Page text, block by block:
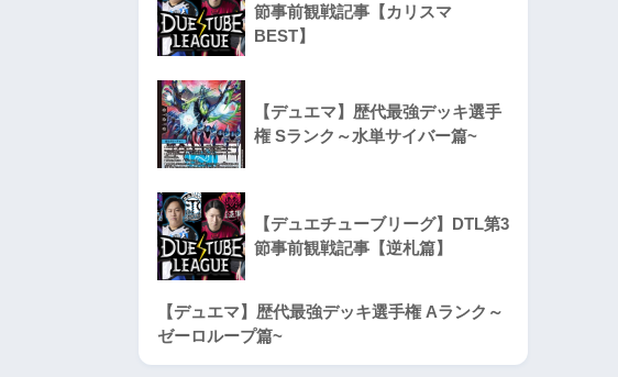
節事前観戦記事【カリスマ
BEST】
【デュエマ】歴代最強デッキ選手
権 Sランク～水単サイバー篇~
【デュエチューブリーグ】DTL第3
節事前観戦記事【逆札篇】
【デュエマ】歴代最強デッキ選手権 Aランク～
ゼーロループ篇~